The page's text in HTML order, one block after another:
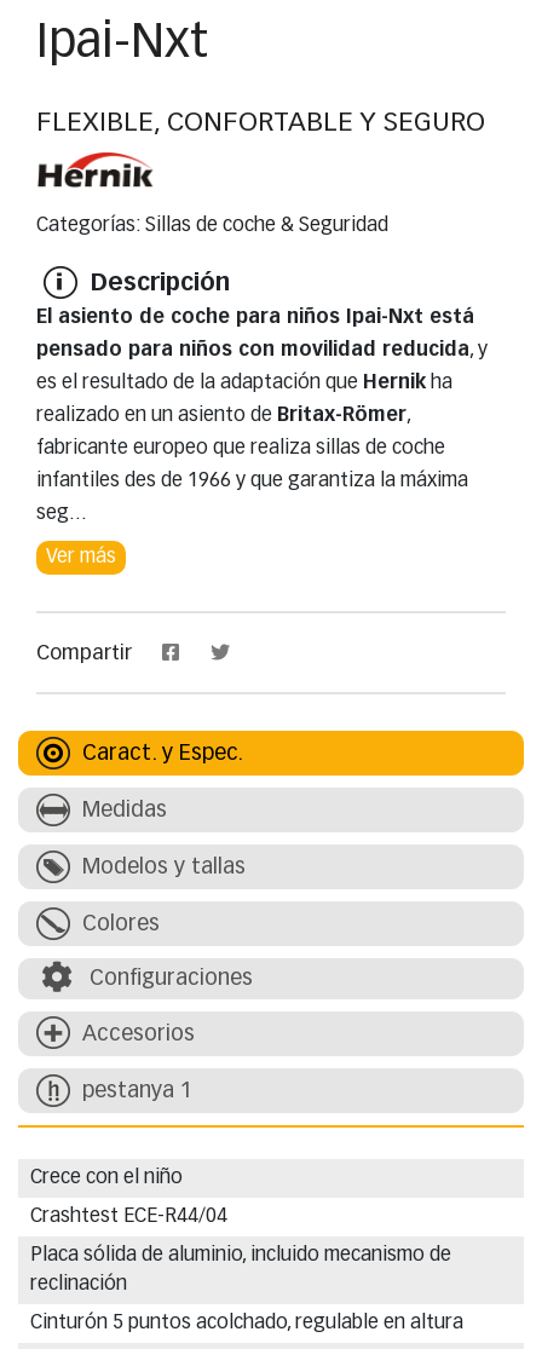
Ipai-Nxt
FLEXIBLE, CONFORTABLE Y SEGURO
Categorías: Sillas de coche & Seguridad
Descripción
El asiento de coche para niños Ipai-Nxt está
pensado para niños con movilidad reducida, y
es el resultado de la adaptación que Hernikha
realizado en un asiento de Britax-Römer,
fabricante europeo que realiza sillas de coche
infantiles des de 1966 y que garantiza la máxima
seg...
Ver más
Compartir
Caract. y Espec.
Medidas
Modelos y tallas
Colores
Configuraciones
Accesorios
pestanya 1
Crece con el niño
Crashtest ECE-R44/04
Placa sólida de aluminio, incluido mecanismo de
reclinación
Cinturón 5 puntos acolchado, regulable en altura